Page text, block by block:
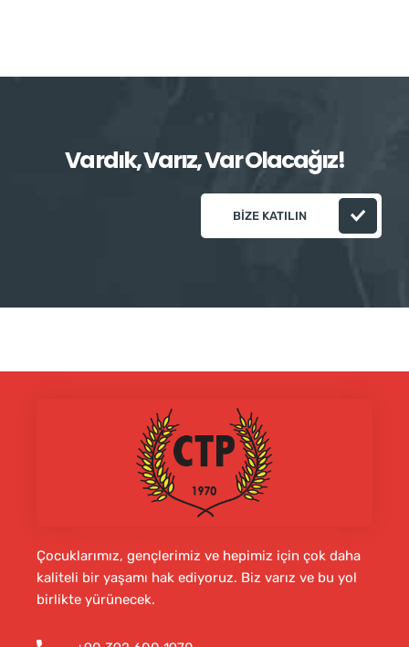
Vardık, Varız, Var Olacağız!
BIZE KATILIN
Çocuklarımız, gençlerimiz ve hepimiz için çok daha
kaliteli bir yaşamı hak ediyoruz. Biz varız ve bu yol
birlikte yürünecek.